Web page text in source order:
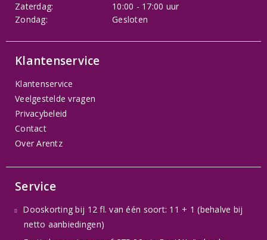
Zaterdag:
10:00 - 17:00 uur
Zondag:
Gesloten
Klantenservice
Klantenservice
Veelgestelde vragen
Privacybeleid
Contact
Over Arentz
Service
Dooskorting bij 12 fl. van één soort: 11 + 1 (behalve bij
netto aanbiedingen)